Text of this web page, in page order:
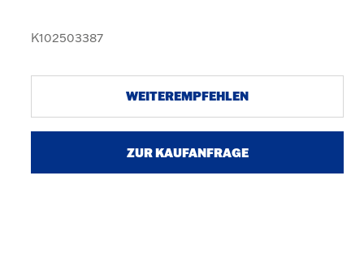
K102503387
WEITEREMPFEHLEN
ZUR KAUFANFRAGE